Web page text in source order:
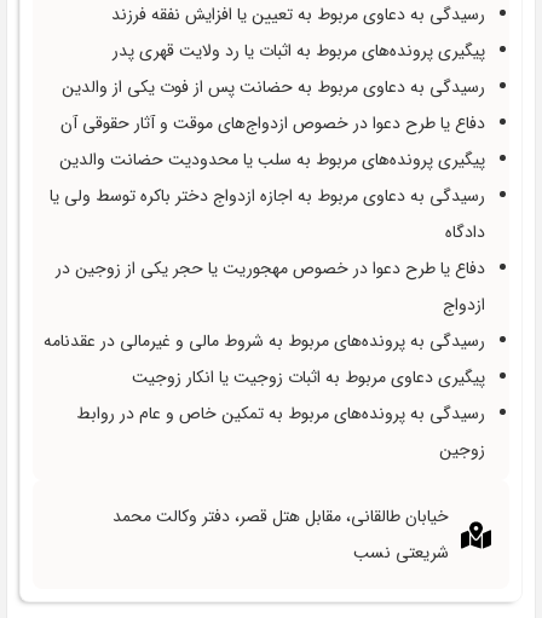
رسیدگی به دعاوی مربوط به تعیین یا افزایش نفقه فرزند
پیگیری پرونده‌های مربوط به اثبات یا رد ولایت قهری پدر
رسیدگی به دعاوی مربوط به حضانت پس از فوت یکی از والدین
دفاع یا طرح دعوا در خصوص ازدواج‌های موقت و آثار حقوقی آن
پیگیری پرونده‌های مربوط به سلب یا محدودیت حضانت والدین
رسیدگی به دعاوی مربوط به اجازه ازدواج دختر باکره توسط ولی یا
دادگاه
دفاع یا طرح دعوا در خصوص مهجوریت یا حجر یکی از زوجین در
ازدواج
رسیدگی به پرونده‌های مربوط به شروط مالی و غیرمالی در عقدنامه
پیگیری دعاوی مربوط به اثبات زوجیت یا انکار زوجیت
رسیدگی به پرونده‌های مربوط به تمکین خاص و عام در روابط
زوجین
خیابان طالقانی، مقابل هتل قصر، دفتر وکالت محمد
شریعتی نسب